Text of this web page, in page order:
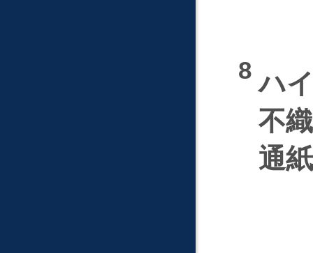
ハ
不
通